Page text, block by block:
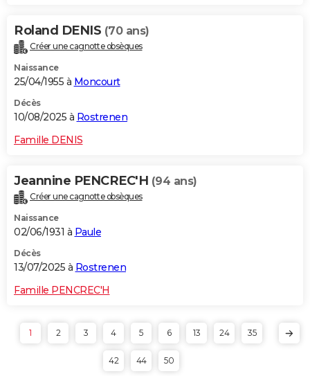
Roland DENIS (70 ans)
Créer une cagnotte obsèques
Naissance
25/04/1955 à Moncourt
Décès
10/08/2025 à Rostrenen
Famille DENIS
Jeannine PENCREC'H (94 ans)
Créer une cagnotte obsèques
Naissance
02/06/1931 à Paule
Décès
13/07/2025 à Rostrenen
Famille PENCREC'H
1 2 3 4 5 6 13 24 35
42 44 50